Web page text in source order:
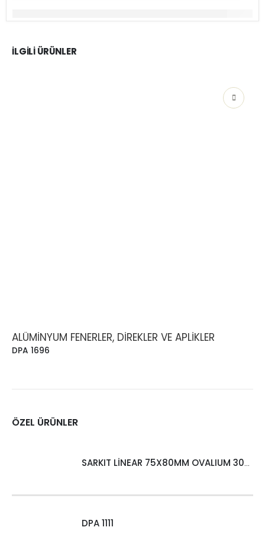
İLGILI ÜRÜNLER
ALÜMINYUM FENERLER, DIREKLER VE APLIKLER
DPA 1696
ÖZEL ÜRÜNLER
SARKIT LİNEAR 75X80MM OVALIUM 30W 4000 LM MT
DPA 1111